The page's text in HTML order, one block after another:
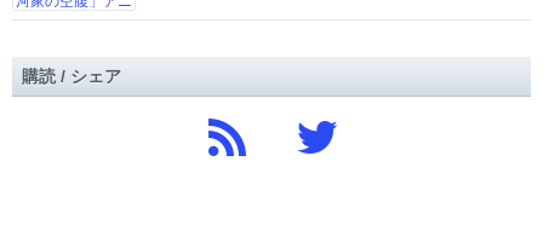
購読 / シェア